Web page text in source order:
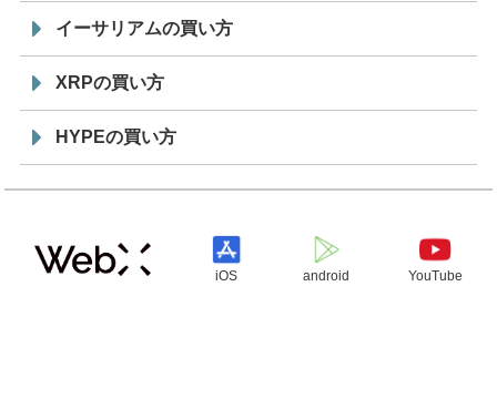
イーサリアムの買い方
XRPの買い方
HYPEの買い方
iOS android YouTube